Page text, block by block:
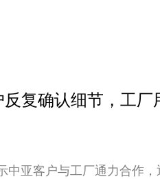
复确认细节，工厂
中亚客户与工厂通力合作